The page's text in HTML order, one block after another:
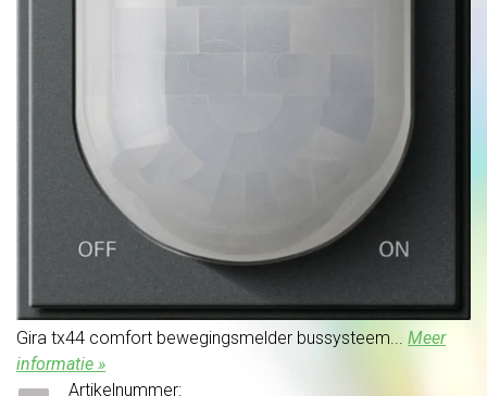
Gira tx44 comfort bewegingsmelder bussysteem... Meer
informatie »
Artikelnummer: